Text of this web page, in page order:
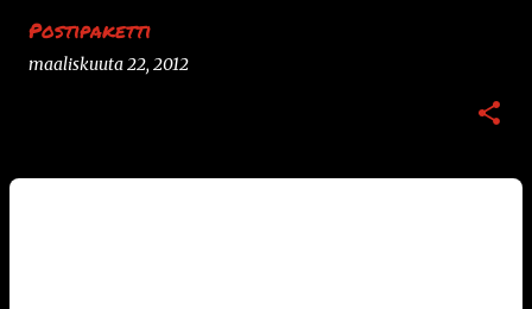
Postipaketti
maaliskuuta 22, 2012